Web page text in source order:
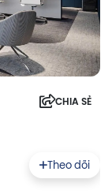
CHIA SẺ
Theo dõi